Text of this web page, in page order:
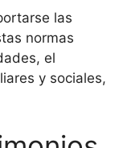
las
normas
el
y sociales,